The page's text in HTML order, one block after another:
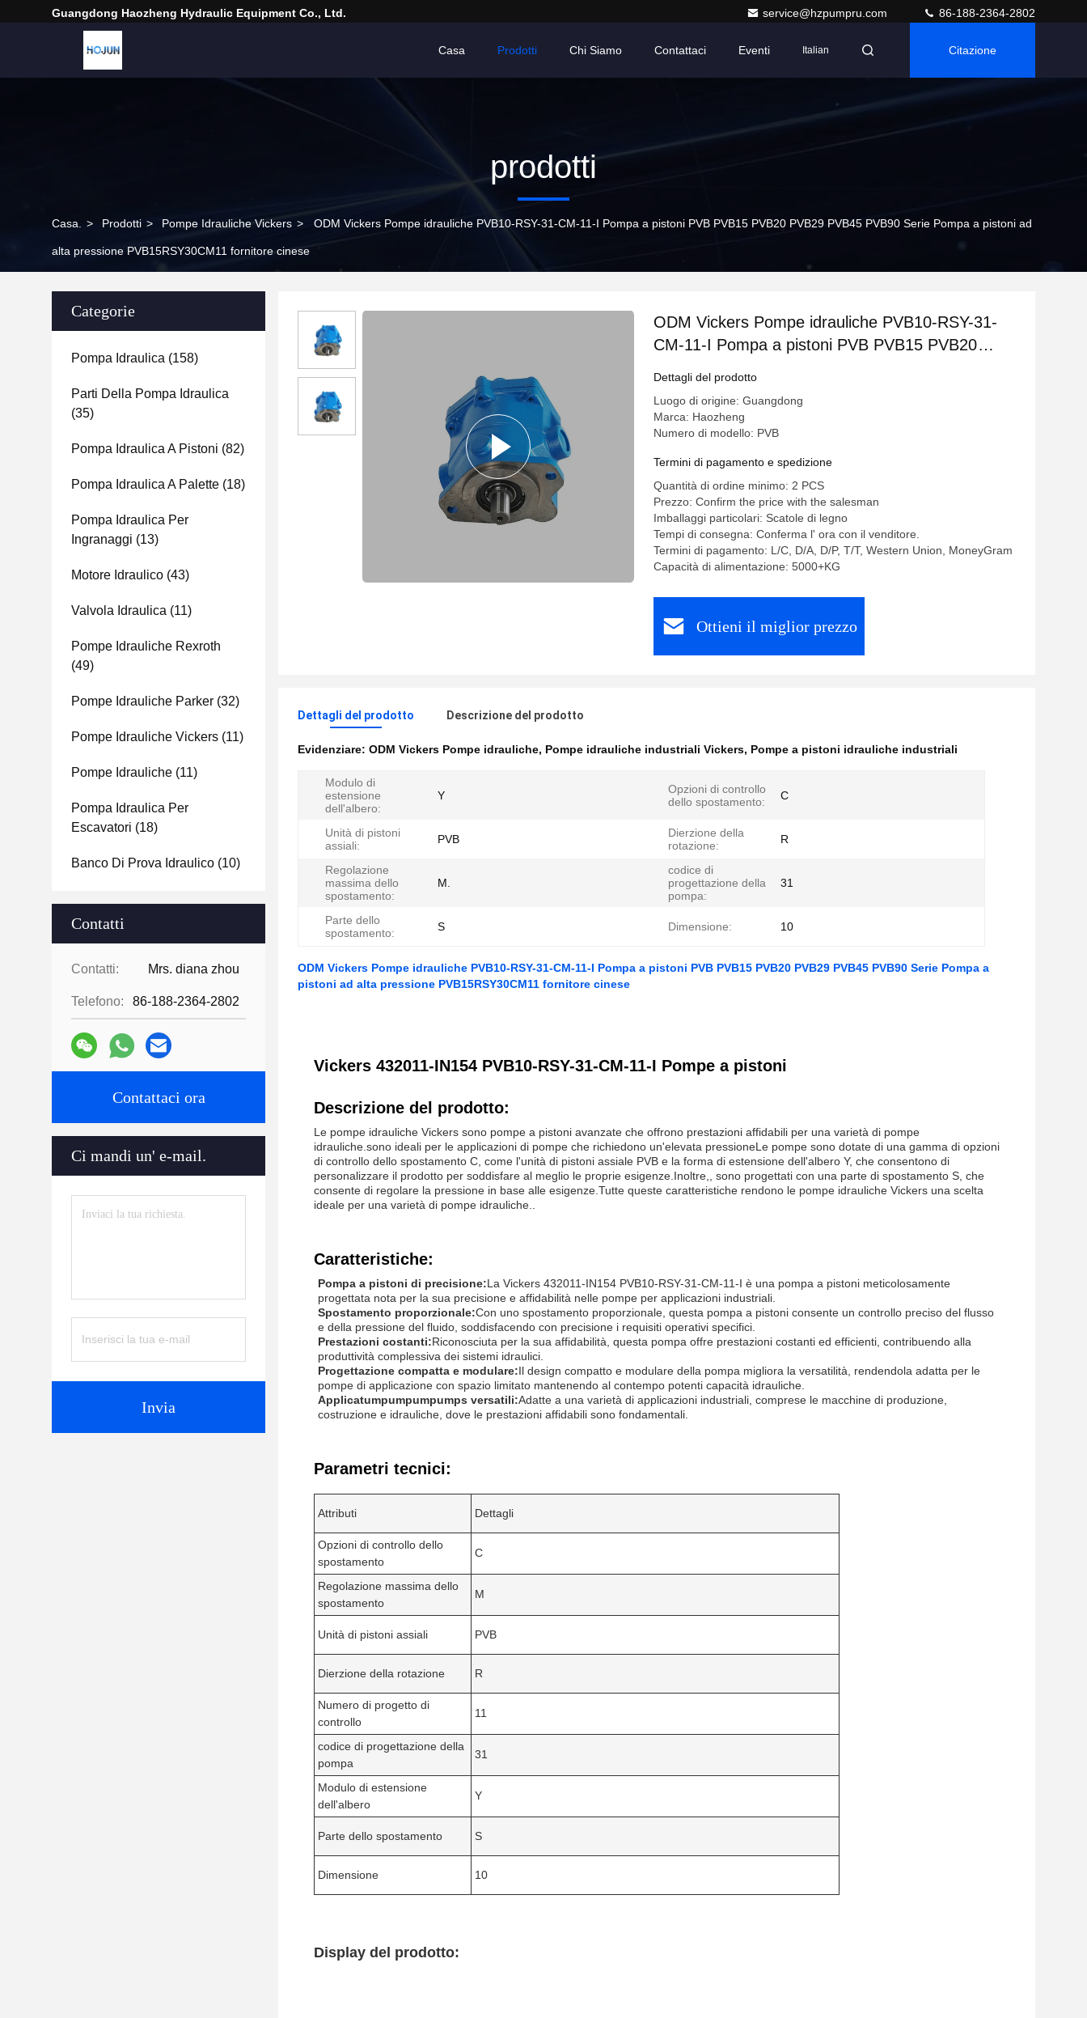
Guangdong Haozheng Hydraulic Equipment Co., Ltd. service@hzpumpru.com 86-188-2364-2802
Casa Prodotti Chi Siamo Contattaci Eventi Italian Citazione
prodotti
Casa. > Prodotti > Pompe Idrauliche Vickers > ODM Vickers Pompe idrauliche PVB10-RSY-31-CM-11-I Pompa a pistoni PVB PVB15 PVB20 PVB29 PVB45 PVB90 Serie Pompa a pistoni ad
alta pressione PVB15RSY30CM11 fornitore cinese
Categorie
Pompa Idraulica (158)
Parti Della Pompa Idraulica
(35)
Pompa Idraulica A Pistoni (82)
Pompa Idraulica A Palette (18)
Pompa Idraulica Per
Ingranaggi (13)
Motore Idraulico (43)
Valvola Idraulica (11)
Pompe Idrauliche Rexroth
(49)
Pompe Idrauliche Parker (32)
Pompe Idrauliche Vickers (11)
Pompe Idrauliche (11)
Pompa Idraulica Per
Escavatori (18)
Banco Di Prova Idraulico (10)
Contatti
Contatti: Mrs. diana zhou
Telefono: 86-188-2364-2802
Contattaci ora
Ci mandi un' e-mail.
Invia
ODM Vickers Pompe idrauliche PVB10-RSY-31-
CM-11-I Pompa a pistoni PVB PVB15 PVB20
Dettagli del prodotto
Luogo di origine: Guangdong
Marca: Haozheng
Numero di modello: PVB
Termini di pagamento e spedizione
Quantità di ordine minimo: 2 PCS
Prezzo: Confirm the price with the salesman
Imballaggi particolari: Scatole di legno
Tempi di consegna: Conferma l' ora con il venditore.
Termini di pagamento: L/C, D/A, D/P, T/T, Western Union, MoneyGram
Capacità di alimentazione: 5000+KG
Ottieni il miglior prezzo
Dettagli del prodotto Descrizione del prodotto
Evidenziare: ODM Vickers Pompe idrauliche, Pompe idrauliche industriali Vickers, Pompe a pistoni idrauliche industriali
Modulo di
estensione
dell'albero:
Y
Opzioni di controllo
dello spostamento:
C
Unità di pistoni
assiali:
PVB
Dierzione della
rotazione:
R
Regolazione
massima dello
spostamento:
M.
codice di
progettazione della
pompa:
31
Parte dello
spostamento:
S Dimensione: 10
ODM Vickers Pompe idrauliche PVB10-RSY-31-CM-11-I Pompa a pistoni PVB PVB15 PVB20 PVB29 PVB45 PVB90 Serie Pompa a
pistoni ad alta pressione PVB15RSY30CM11 fornitore cinese
Vickers 432011-IN154 PVB10-RSY-31-CM-11-I Pompe a pistoni
Descrizione del prodotto:
Le pompe idrauliche Vickers sono pompe a pistoni avanzate che offrono prestazioni affidabili per una varietà di pompe
idrauliche.sono ideali per le applicazioni di pompe che richiedono un'elevata pressioneLe pompe sono dotate di una gamma di opzioni
di controllo dello spostamento C, come l'unità di pistoni assiale PVB e la forma di estensione dell'albero Y, che consentono di
personalizzare il prodotto per soddisfare al meglio le proprie esigenze.Inoltre,, sono progettati con una parte di spostamento S, che
consente di regolare la pressione in base alle esigenze.Tutte queste caratteristiche rendono le pompe idrauliche Vickers una scelta
ideale per una varietà di pompe idrauliche..
Caratteristiche:
Pompa a pistoni di precisione:La Vickers 432011-IN154 PVB10-RSY-31-CM-11-I è una pompa a pistoni meticolosamente
progettata nota per la sua precisione e affidabilità nelle pompe per applicazioni industriali.
Spostamento proporzionale:Con uno spostamento proporzionale, questa pompa a pistoni consente un controllo preciso del flusso
e della pressione del fluido, soddisfacendo con precisione i requisiti operativi specifici.
Prestazioni costanti:Riconosciuta per la sua affidabilità, questa pompa offre prestazioni costanti ed efficienti, contribuendo alla
produttività complessiva dei sistemi idraulici.
Progettazione compatta e modulare:Il design compatto e modulare della pompa migliora la versatilità, rendendola adatta per le
pompe di applicazione con spazio limitato mantenendo al contempo potenti capacità idrauliche.
Applicatumpumpumpumps versatili:Adatte a una varietà di applicazioni industriali, comprese le macchine di produzione,
costruzione e idrauliche, dove le prestazioni affidabili sono fondamentali.
Parametri tecnici:
Attributi Dettagli
Opzioni di controllo dello
spostamento
C
Regolazione massima dello
spostamento
M
Unità di pistoni assiali PVB
Dierzione della rotazione R
Numero di progetto di
controllo
11
codice di progettazione della
pompa
31
Modulo di estensione
dell'albero
Y
Parte dello spostamento S
Dimensione 10
Display del prodotto: